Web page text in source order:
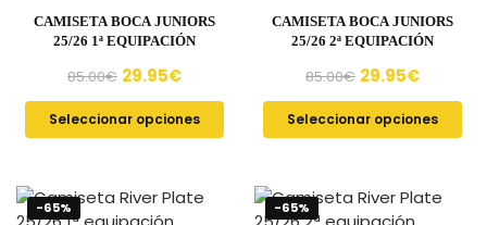
CAMISETA BOCA JUNIORS
25/26 1ª EQUIPACIÓN
85.00€ 29.95€
Seleccionar opciones
CAMISETA BOCA JUNIORS
25/26 2ª EQUIPACIÓN
85.00€ 29.95€
Seleccionar opciones
-65% -65%